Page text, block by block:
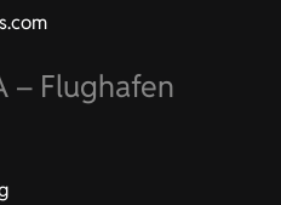
– Flughafen